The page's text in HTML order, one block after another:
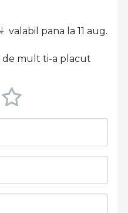
valabil pana la 11 aug.
de mult ti-a placut